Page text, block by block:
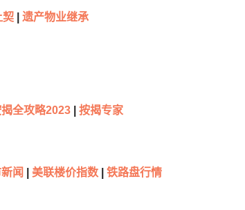
契 遗产物业继承
全攻略2023 按揭专家
闻 美联楼价指数 铁路盘行情